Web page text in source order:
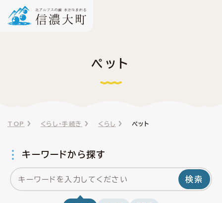
ペット
TOP くらし・手続き くらし ペット
キーワードから探す
検索